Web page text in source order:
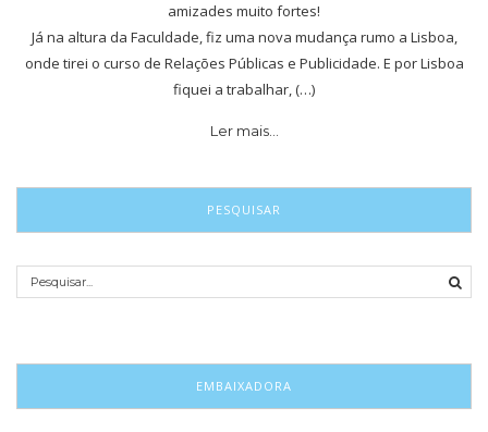
amizades muito fortes!
Já na altura da Faculdade, fiz uma nova mudança rumo a Lisboa,
onde tirei o curso de Relações Públicas e Publicidade. E por Lisboa
fiquei a trabalhar, (…)
Ler mais…
PESQUISAR
EMBAIXADORA